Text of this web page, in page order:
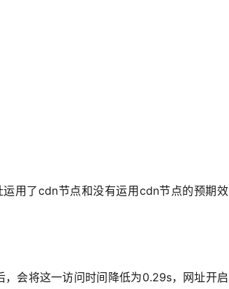
用了cdn节点和没有运用cdn节点的预期效
会将这一访问时间降低为0.29s，网址开启